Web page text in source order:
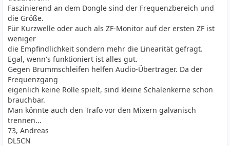
Faszinierend an dem Dongle sind der Frequenzbereich und
die Größe.
Für Kurzwelle oder auch als ZF-Monitor auf der ersten ZF ist
weniger
die Empfindlichkeit sondern mehr die Linearität gefragt.
Egal, wenn's funktioniert ist alles gut.
Gegen Brummschleifen helfen Audio-Übertrager. Da der
Frequenzgang
eigenlich keine Rolle spielt, sind kleine Schalenkerne schon
brauchbar.
Man könnte auch den Trafo vor den Mixern galvanisch
trennen...
73, Andreas
DL5CN